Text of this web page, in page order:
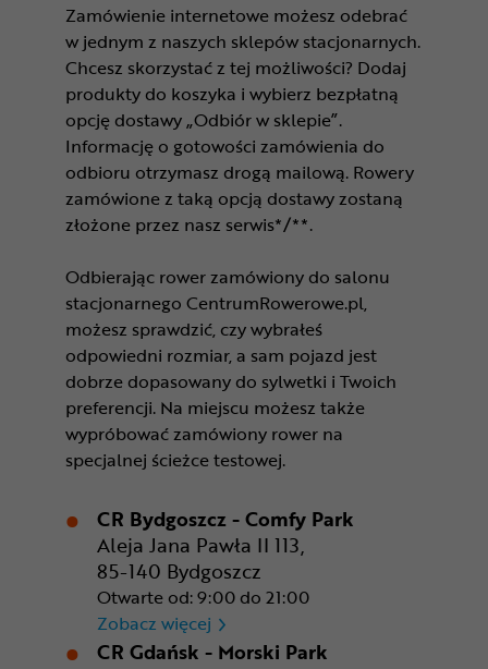
Zamówienie internetowe możesz odebrać
w jednym z naszych sklepów stacjonarnych.
Chcesz skorzystać z tej możliwości? Dodaj
produkty do koszyka i wybierz bezpłatną
opcję dostawy „Odbiór w sklepie”.
Informację o gotowości zamówienia do
odbioru otrzymasz drogą mailową. Rowery
zamówione z taką opcją dostawy zostaną
złożone przez nasz serwis*/**.
Odbierając rower zamówiony do salonu
stacjonarnego CentrumRowerowe.pl,
możesz sprawdzić, czy wybrałeś
odpowiedni rozmiar, a sam pojazd jest
dobrze dopasowany do sylwetki i Twoich
preferencji. Na miejscu możesz także
wypróbować zamówiony rower na
specjalnej ścieżce testowej.
CR Bydgoszcz - Comfy Park
Aleja Jana Pawła II 113,
85-140 Bydgoszcz
Otwarte od: 9:00 do 21:00
Zobacz więcej CR Bydgoszcz - Comfy Park
CR Gdańsk - Morski Park